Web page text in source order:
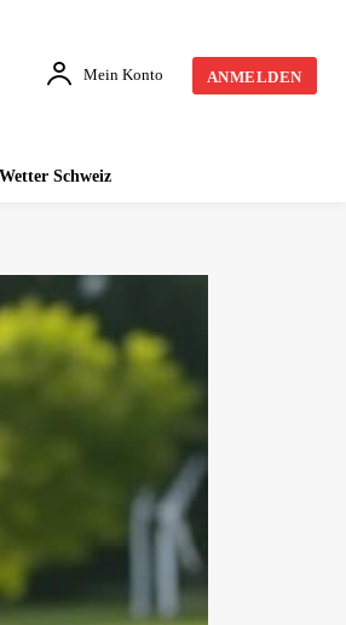
Mein Konto ANMELDEN
Wetter Schweiz